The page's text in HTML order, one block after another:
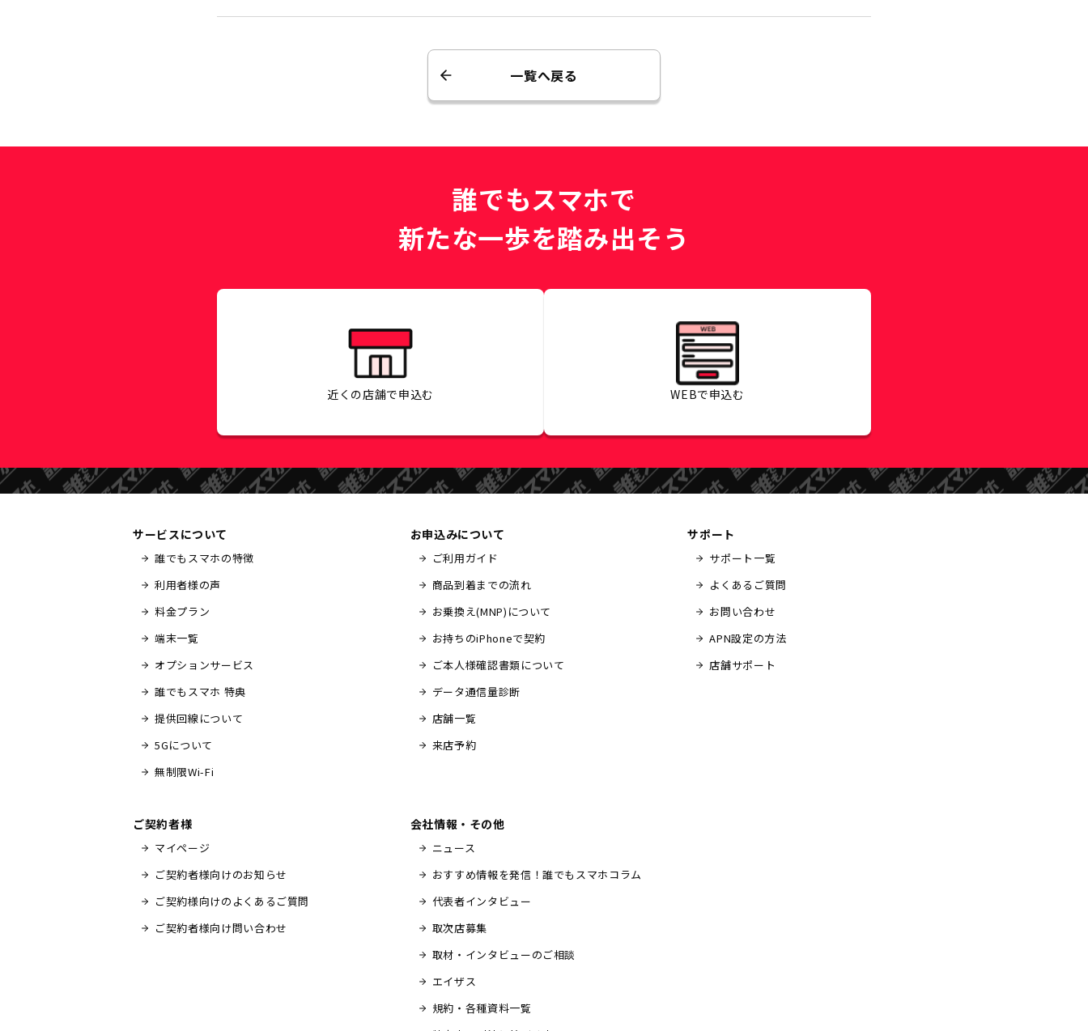
一覧へ戻る
誰でもスマホで
新たな一歩を踏み出そう
近くの店舗で申込む WEBで申込む
サービスについて
誰でもスマホの特徴
利用者様の声
料金プラン
端末一覧
オプションサービス
誰でもスマホ 特典
提供回線について
5Gについて
無制限Wi-Fi
お申込みについて
ご利用ガイド
商品到着までの流れ
お乗換え(MNP)について
お持ちのiPhoneで契約
ご本人様確認書類について
データ通信量診断
店舗一覧
来店予約
サポート
サポート一覧
よくあるご質問
お問い合わせ
APN設定の方法
店舗サポート
ご契約者様
マイページ
ご契約者様向けのお知らせ
ご契約様向けのよくあるご質問
ご契約者様向け問い合わせ
会社情報・その他
ニュース
おすすめ情報を発信！誰でもスマホコラム
代表者インタビュー
取次店募集
取材・インタビューのご相談
エイザス
規約・各種資料一覧